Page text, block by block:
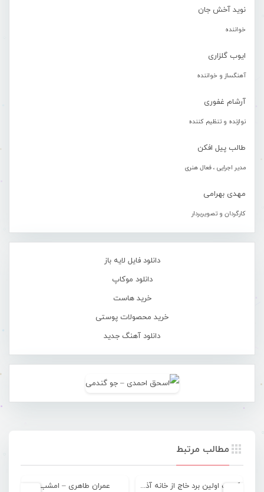
نوید آخش جان
خواننده
ایوب گلزاری
آهنگساز و خواننده
آرشام غفوری
نوازنده و تنظیم کننده
طالب پیل افکن
مدیر اجرایی ، فعال هنری
مهدی بهرامی
کارگردان و تصویربردار
دانلود فایل لایه باز
دانلود موکاپ
خرید هاست
خرید محصولات پوستی
دانلود آهنگ جدید
مطالب مرتبط
کسب اولین برد خاج از خانه آذرخش در شیراز عمران طاهری – امشب